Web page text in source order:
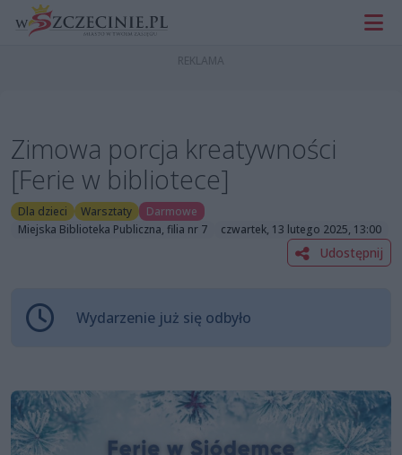
Zimowa porcja kreatywności
[Ferie w bibliotece]
Dla dzieci Warsztaty
Darmowe
Miejska Biblioteka Publiczna, filia nr 7
czwartek, 13 lutego 2025, 13:00
Udostępnij
Wydarzenie już się odbyło